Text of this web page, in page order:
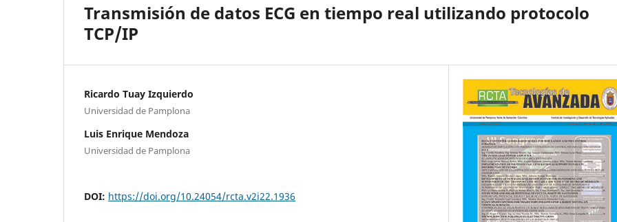
Transmisión de datos ECG en tiempo real utilizando protocolo
TCP/IP
Ricardo Tuay Izquierdo
Universidad de Pamplona
Luis Enrique Mendoza
Universidad de Pamplona
DOI: https://doi.org/10.24054/rcta.v2i22.1936